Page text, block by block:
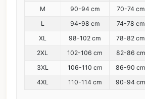
M
90-94 cm 70-74 cm
L
94-98 cm 74-78 cm
XL
98-102 cm 78-82 cm
2XL
102-106 cm 82-86 cm
3XL
106-110 cm 86-90 cm
4XL
110-114 cm 90-94 cm